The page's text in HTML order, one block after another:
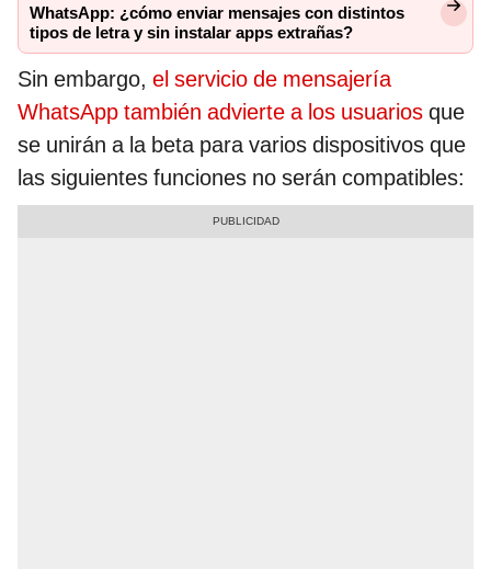
WhatsApp: ¿cómo enviar mensajes con distintos
tipos de letra y sin instalar apps extrañas?
Sin embargo, el servicio de mensajería
WhatsApp también advierte a los usuarios que
se unirán a la beta para varios dispositivos que
las siguientes funciones no serán compatibles: